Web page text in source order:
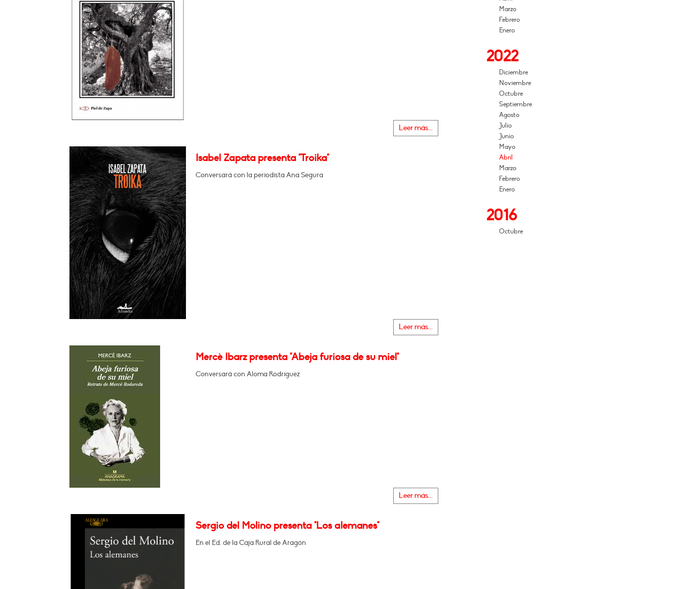
Leer más...
Isabel Zapata presenta "Troika"
Conversará con la periodista Ana Segura
Leer más...
Mercè Ibarz presenta "Abeja furiosa de su miel"
Conversará con Aloma Rodríguez
Leer más...
Sergio del Molino presenta "Los alemanes"
En el Ed. de la Caja Rural de Aragón
Marzo
Febrero
Enero
2022
Diciembre
Noviembre
Octubre
Septiembre
Agosto
Julio
Junio
Mayo
Abril
Marzo
Febrero
Enero
2016
Octubre